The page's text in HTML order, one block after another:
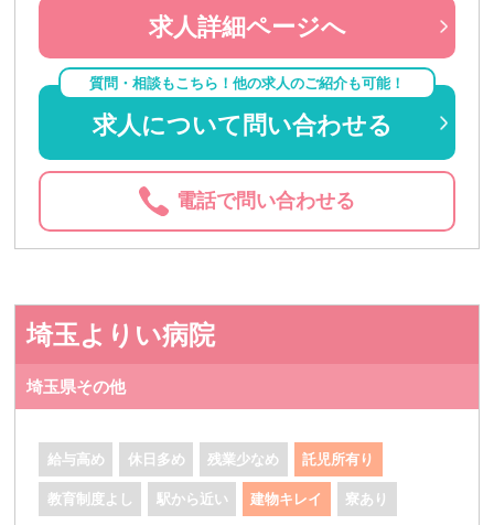
求人詳細ページへ
質問・相談もこちら！他の求人のご紹介も可能！
求人について問い合わせる
電話で問い合わせる
埼玉よりい病院
埼玉県その他
給与高め 休日多め 残業少なめ 託児所有り
教育制度よし 駅から近い 建物キレイ 寮あり